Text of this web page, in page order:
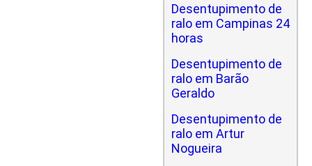
Desentupimento de
ralo em Campinas 24
horas
Desentupimento de
ralo em Barão
Geraldo
Desentupimento de
ralo em Artur
Nogueira